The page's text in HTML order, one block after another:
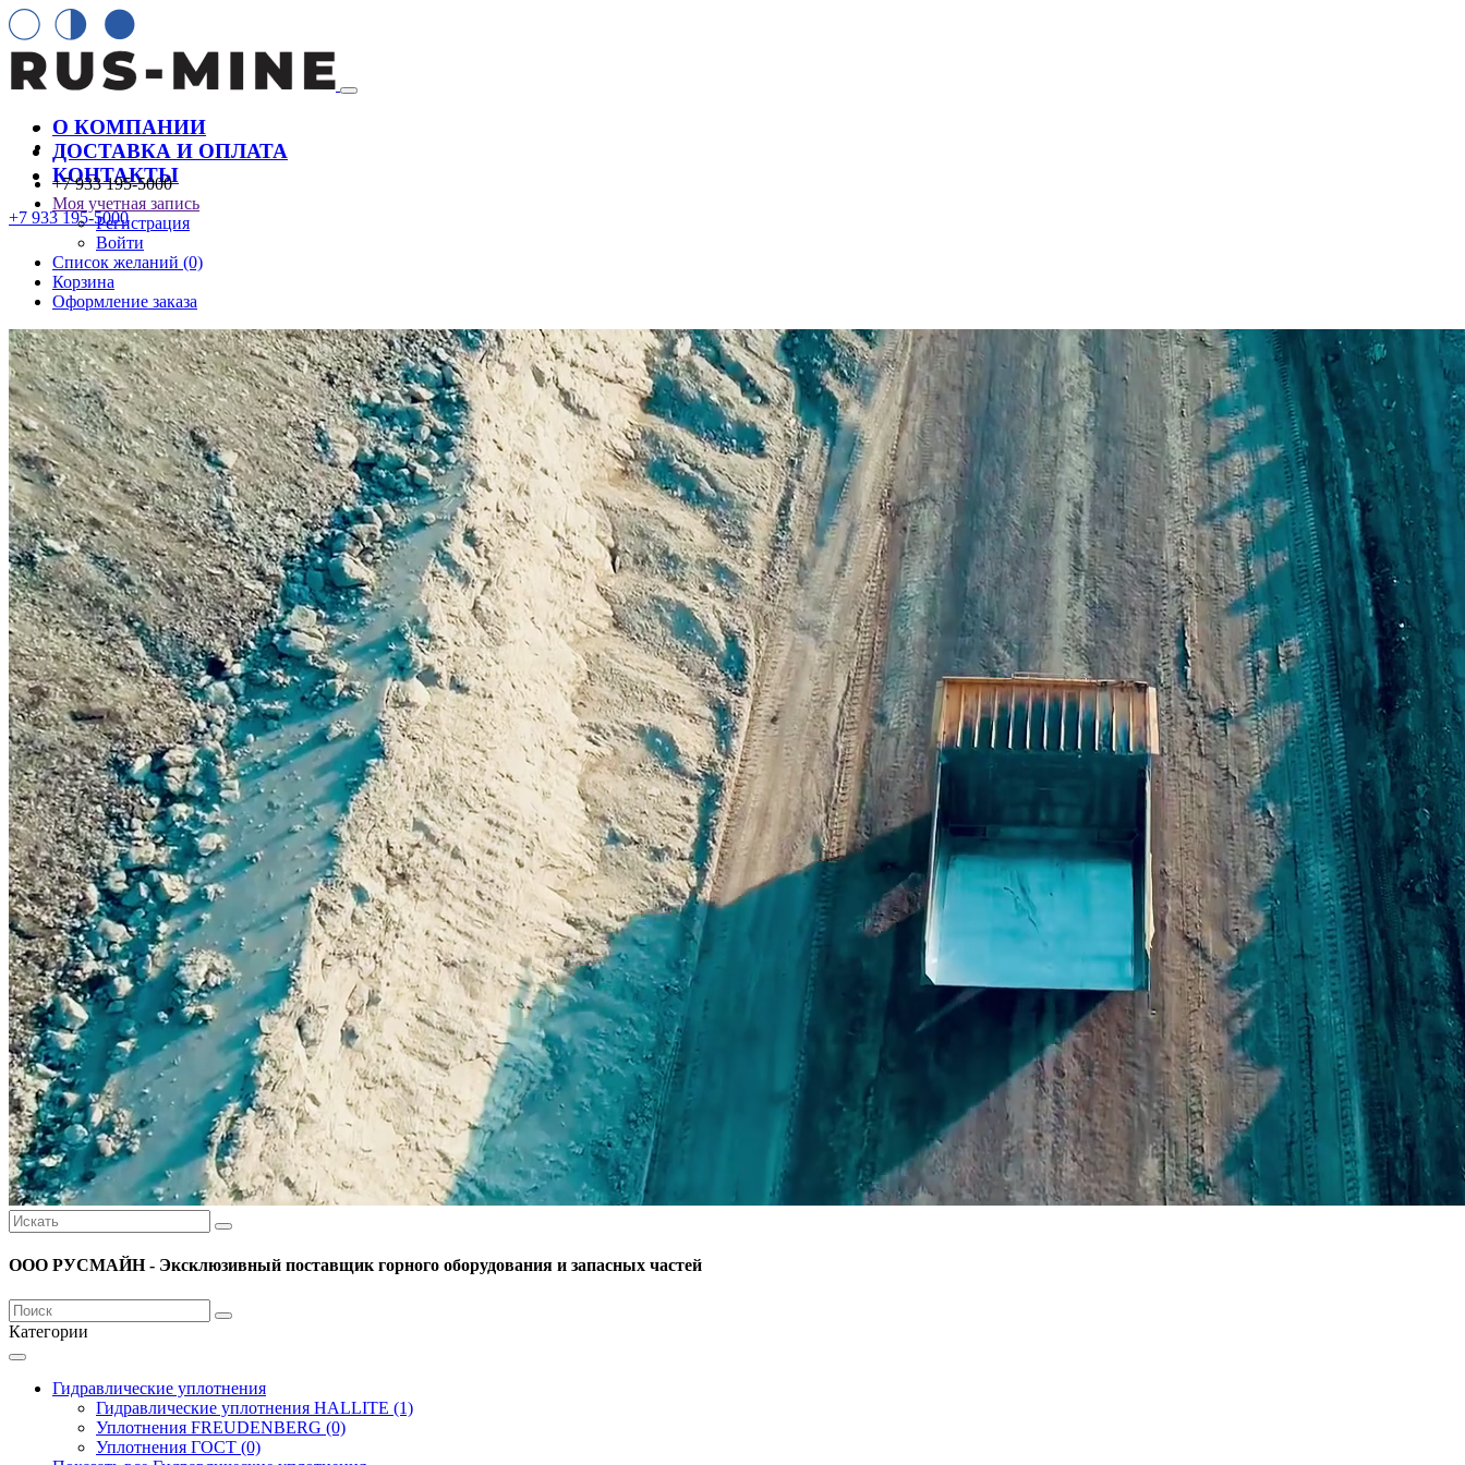
О КОМПАНИИ
ДОСТАВКА И ОПЛАТА
КОНТАКТЫ
+7 933 195-5000
+7 933 195-5000
Моя учетная запись
Регистрация
Войти
Список желаний (0)
Корзина
Оформление заказа
ООО РУСМАЙН - Эксклюзивный поставщик горного оборудования и запасных частей
Категории
Гидравлические уплотнения
Гидравлические уплотнения HALLITE (1)
Уплотнения FREUDENBERG (0)
Уплотнения ГОСТ (0)